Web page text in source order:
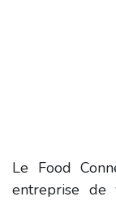
Le Food
entreprise de